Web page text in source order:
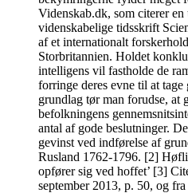
Videnskab.dk, som citerer en
videnskabelige tidsskrift
af et internationalt
Storbritannien. Holdet
intelligens vil fastholde de
forringe deres evne til at
grundlag tør man forudse,
befolkningens
antal af gode beslutninger.
gevinst ved indførelse af
Rusland 1762-1796. [2]
opfører sig ved hoffet’ [3]
september 2013, p. 50, og